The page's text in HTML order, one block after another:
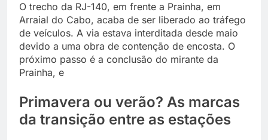
O trecho da RJ-140, em frente a Prainha, em
Arraial do Cabo, acaba de ser liberado ao tráfego
de veículos. A via estava interditada desde maio
devido a uma obra de contenção de encosta. O
próximo passo é a conclusão do mirante da
Prainha, e
Primavera ou verão? As marcas
da transição entre as estações